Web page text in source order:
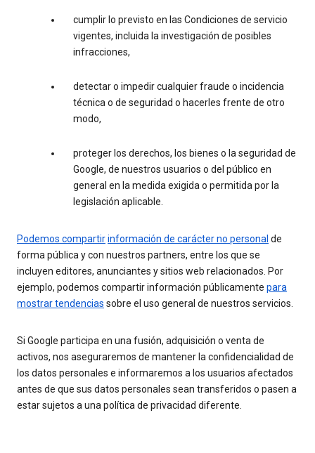
cumplir lo previsto en las Condiciones de servicio
vigentes, incluida la investigación de posibles
infracciones,
detectar o impedir cualquier fraude o incidencia
técnica o de seguridad o hacerles frente de otro
modo,
proteger los derechos, los bienes o la seguridad de
Google, de nuestros usuarios o del público en
general en la medida exigida o permitida por la
legislación aplicable.
Podemos compartirinformación de carácter no personal de
forma pública y con nuestros partners, entre los que se
incluyen editores, anunciantes y sitios web relacionados. Por
ejemplo, podemos compartir información públicamente para
mostrar tendencias sobre el uso general de nuestros servicios.
Si Google participa en una fusión, adquisición o venta de
activos, nos aseguraremos de mantener la confidencialidad de
los datos personales e informaremos a los usuarios afectados
antes de que sus datos personales sean transferidos o pasen a
estar sujetos a una política de privacidad diferente.